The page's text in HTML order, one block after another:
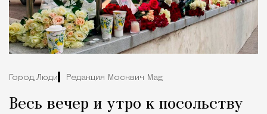
Город,Люди Редакция Москвич Mag
Весь вечер и утро к посольству